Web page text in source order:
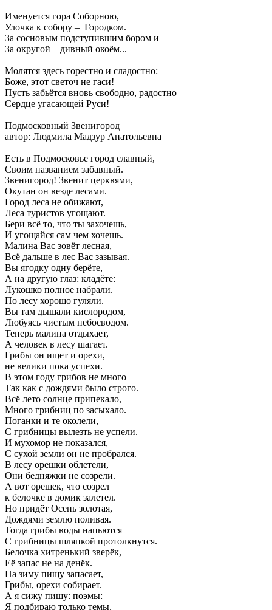
Именуется гора Соборною,
Улочка к собору – Городком.
За сосновым подступившим бором и
За округой – дивный окоём...
Молятся здесь горестно и сладостно:
Боже, этот светоч не гаси!
Пусть забьётся вновь свободно, радостно
Сердце угасающей Руси!
Подмосковный Звенигород
автор: Людмила Мадзур Анатольевна
Есть в Подмосковье город славный,
Своим названием забавный.
Звенигород! Звенит церквями,
Окутан он везде лесами.
Город леса не обижают,
Леса туристов угощают.
Бери всё то, что ты захочешь,
И угощайся сам чем хочешь.
Малина Вас зовёт лесная,
Всё дальше в лес Вас зазывая.
Вы ягодку одну берёте,
А на другую глаз: кладёте:
Лукошко полное набрали.
По лесу хорошо гуляли.
Вы там дышали кислородом,
Любуясь чистым небосводом.
Теперь малина отдыхает,
А человек в лесу шагает.
Грибы он ищет и орехи,
не велики пока успехи.
В этом году грибов не много
Так как с дождями было строго.
Всё лето солнце припекало,
Много грибниц по засыхало.
Поганки и те околели,
С грибницы вылезть не успели.
И мухомор не показался,
С сухой земли он не пробрался.
В лесу орешки облетели,
Они бедняжки не созрели.
А вот орешек, что созрел
к белочке в домик залетел.
Но придёт Осень золотая,
Дождями землю поливая.
Тогда грибы воды напьются
С грибницы шляпкой протолкнутся.
Белочка хитренький зверёк,
Её запас не на денёк.
На зиму пищу запасает,
Грибы, орехи собирает.
А я сижу пишу: поэмы:
Я подбираю только темы.